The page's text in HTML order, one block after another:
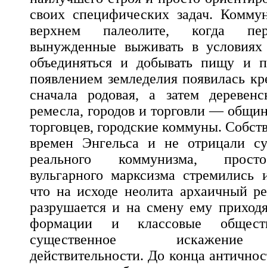
своих специфических задач.
верхнем палеолите, когда
вынужденные выживать в условиях
объединяться и добывать пищу и
появлением земледелия появилась
сначала родовая, а затем
ремесла, городов и торговли —
торговцев, городские коммуны.
времен Энгельса и не отрицали
реального коммунизма,
вульгарного марксизма стремились
что на исходе неолита архаичный
разрушается и на смену ему
формации и классовые
существенное искажение
действительности. До конца